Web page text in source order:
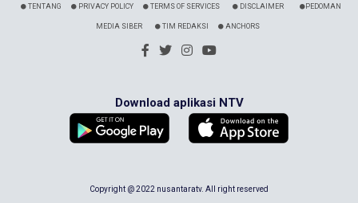
TENTANG PRIVACY POLICY TERMS OF SERVICES DISCLAIMER PEDOMAN
MEDIA SIBER TIM REDAKSI ANCHORS
Download aplikasi NTV
Copyright @ 2022 nusantaratv. All right reserved